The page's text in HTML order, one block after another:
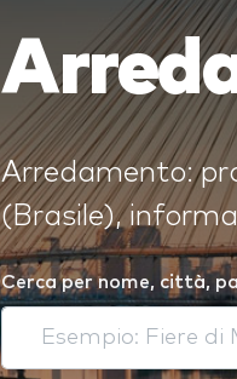
Arredamento:
(Brasile),
Cerca per nome, città,